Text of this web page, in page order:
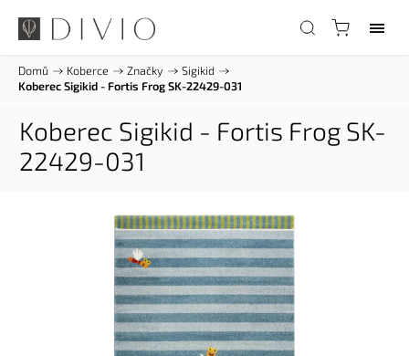
Domů / Koberce / Značky / Sigikid /
Koberec Sigikid - Fortis Frog SK-22429-031
Koberec Sigikid - Fortis Frog SK-
22429-031